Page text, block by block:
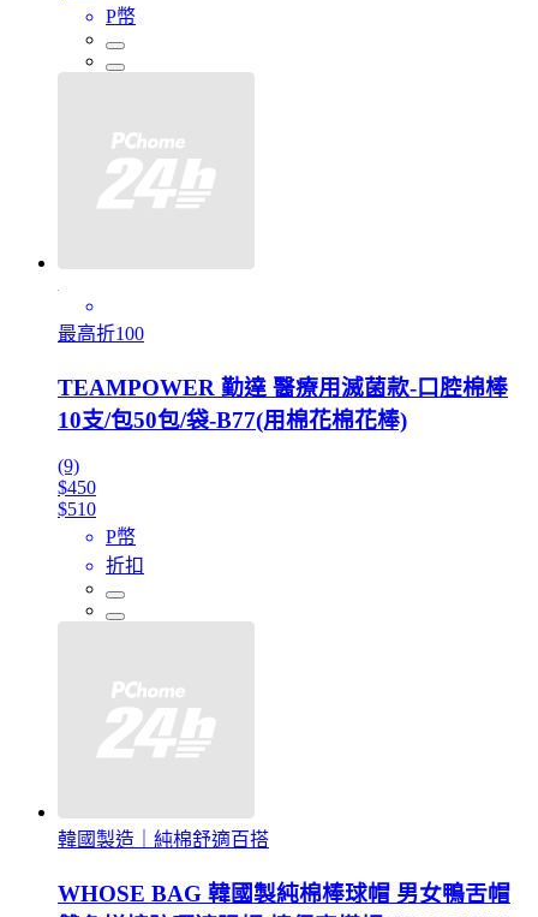
P幣
最高折100
TEAMPOWER 勤達 醫療用滅菌款-口腔棉棒
10支/包50包/袋-B77(用棉花棉花棒)
(9)
$450
$510
P幣
折扣
韓國製造｜純棉舒適百搭
WHOSE BAG 韓國製純棉棒球帽 男女鴨舌帽